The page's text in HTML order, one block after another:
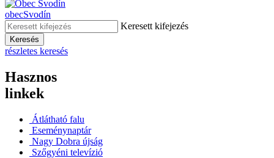
obecSvodín
Keresett kifejezés
Keresés
részletes keresés
Hasznos
linkek
Átlátható falu
Eseménynaptár
Nagy Dobra újság
Szőgyéni televízió